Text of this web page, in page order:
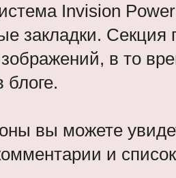
Invision
закладки. Секция
в то
блоге.
вы можете
и